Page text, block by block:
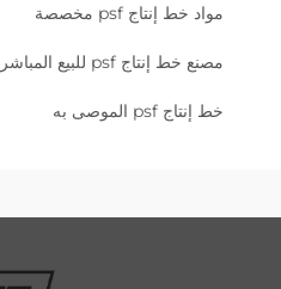
مواد خط إنتاج psf مخصصة
مصنع خط إنتاج psf للبيع المباشر
خط إنتاج psf الموصى به